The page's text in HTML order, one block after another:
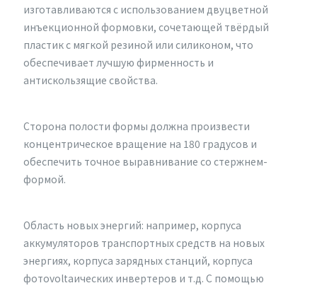
изготавливаются с использованием двуцветной
инъекционной формовки, сочетающей твёрдый
пластик с мягкой резиной или силиконом, что
обеспечивает лучшую фирменность и
антискользящие свойства.
Сторона полости формы должна произвести
концентрическое вращение на 180 градусов и
обеспечить точное выравнивание со стержнем-
формой.
Область новых энергий: например, корпуса
аккумуляторов транспортных средств на новых
энергиях, корпуса зарядных станций, корпуса
фотоvoltaических инвертеров и т.д. С помощью